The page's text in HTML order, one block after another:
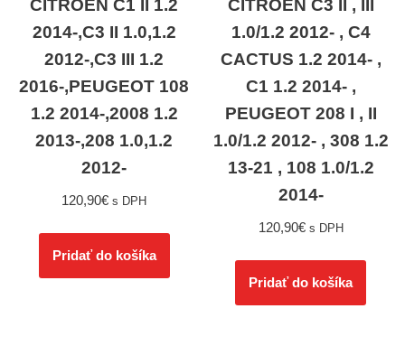
CITROEN C1 II 1.2
2014-,C3 II 1.0,1.2
2012-,C3 III 1.2
2016-,PEUGEOT 108
1.2 2014-,2008 1.2
2013-,208 1.0,1.2
2012-
120,90€ s DPH
Pridať do košíka
CITROEN C3 II , III
1.0/1.2 2012- , C4
CACTUS 1.2 2014- ,
C1 1.2 2014- ,
PEUGEOT 208 I , II
1.0/1.2 2012- , 308 1.2
13-21 , 108 1.0/1.2
2014-
120,90€ s DPH
Pridať do košíka